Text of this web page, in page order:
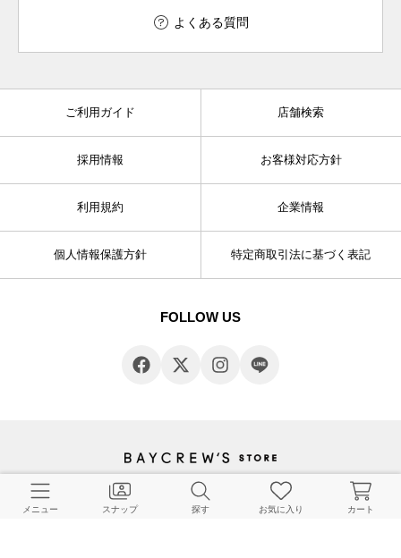
よくある質問
ご利用ガイド 店舗検索
採用情報 お客様対応方針
利用規約 企業情報
個人情報保護方針 特定商取引法に基づく表記
FOLLOW US
© BAYCREW’S CO., LTD. All rights reserved.
メニュー スナップ 探す お気に入り カート